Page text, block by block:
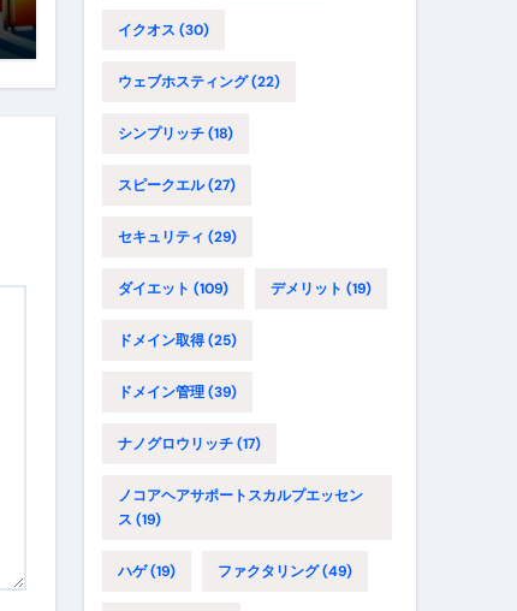
イクオス (30)
ウェブホスティング(22)
シンプリッチ(18)
スピークエル(27)
セキュリティ (29)
ダイエット (109) デメリット (19)
ドメイン取得(25)
ドメイン管理(39)
ナノグロウリッチ(17)
ノコアヘアサポートスカルプエッセン
ス (19)
ハゲ(19) ファクタリング(49)